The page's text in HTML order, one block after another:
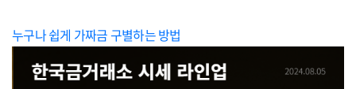
누구나 쉽게 가짜금 구별하는 방법